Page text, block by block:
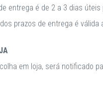
entrega é de 2 a 3 dias
prazos de entrega é
em loja, será notificado